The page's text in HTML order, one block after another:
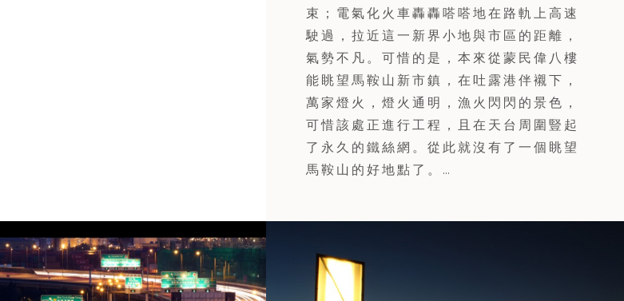
束；電氣化火車轟轟嗒嗒地在路軌上高速
駛過，拉近這一新界小地與市區的距離，
氣勢不凡。可惜的是，本來從蒙民偉八樓
能眺望馬鞍山新市鎮，在吐露港伴襯下，
萬家燈火，燈火通明，漁火閃閃的景色，
可惜該處正進行工程，且在天台周圍豎起
了永久的鐵絲網。從此就沒有了一個眺望
馬鞍山的好地點了。…